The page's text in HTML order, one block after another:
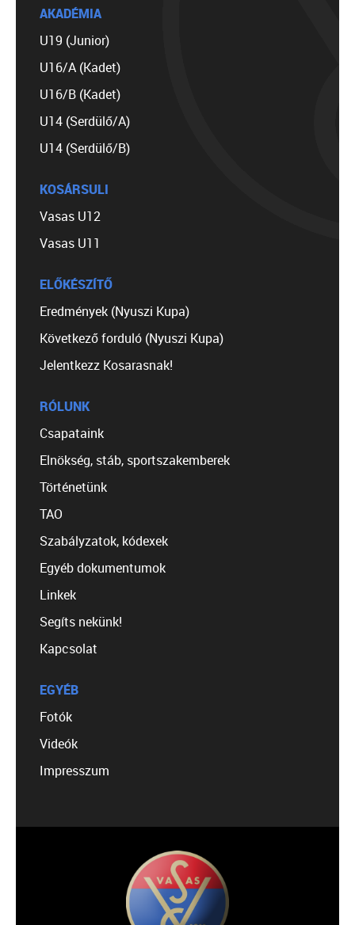
AKADÉMIA
U19 (Junior)
U16/A (Kadet)
U16/B (Kadet)
U14 (Serdülő/A)
U14 (Serdülő/B)
KOSÁRSULI
Vasas U12
Vasas U11
ELŐKÉSZÍTŐ
Eredmények (Nyuszi Kupa)
Következő forduló (Nyuszi Kupa)
Jelentkezz Kosarasnak!
RÓLUNK
Csapataink
Elnökség, stáb, sportszakemberek
Történetünk
TAO
Szabályzatok, kódexek
Egyéb dokumentumok
Linkek
Segíts nekünk!
Kapcsolat
EGYÉB
Fotók
Videók
Impresszum